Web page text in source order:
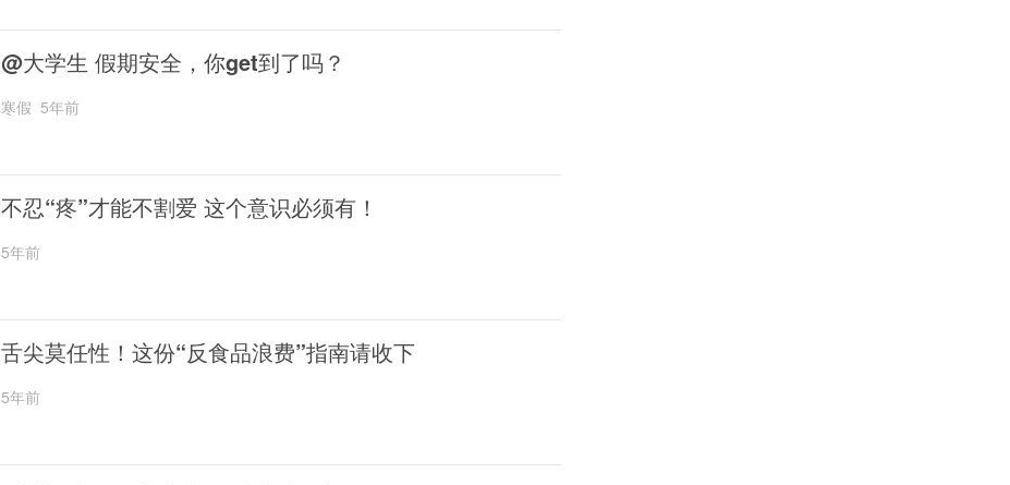
@大学生 假期安全，你get到了吗？
寒假 5年前
不忍“疼”才能不割爱 这个意识必须有！
5年前
舌尖莫任性！这份“反食品浪费”指南请收下
5年前